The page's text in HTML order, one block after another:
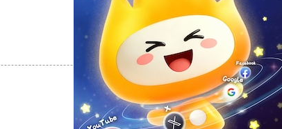
支持[0] 反对[0]